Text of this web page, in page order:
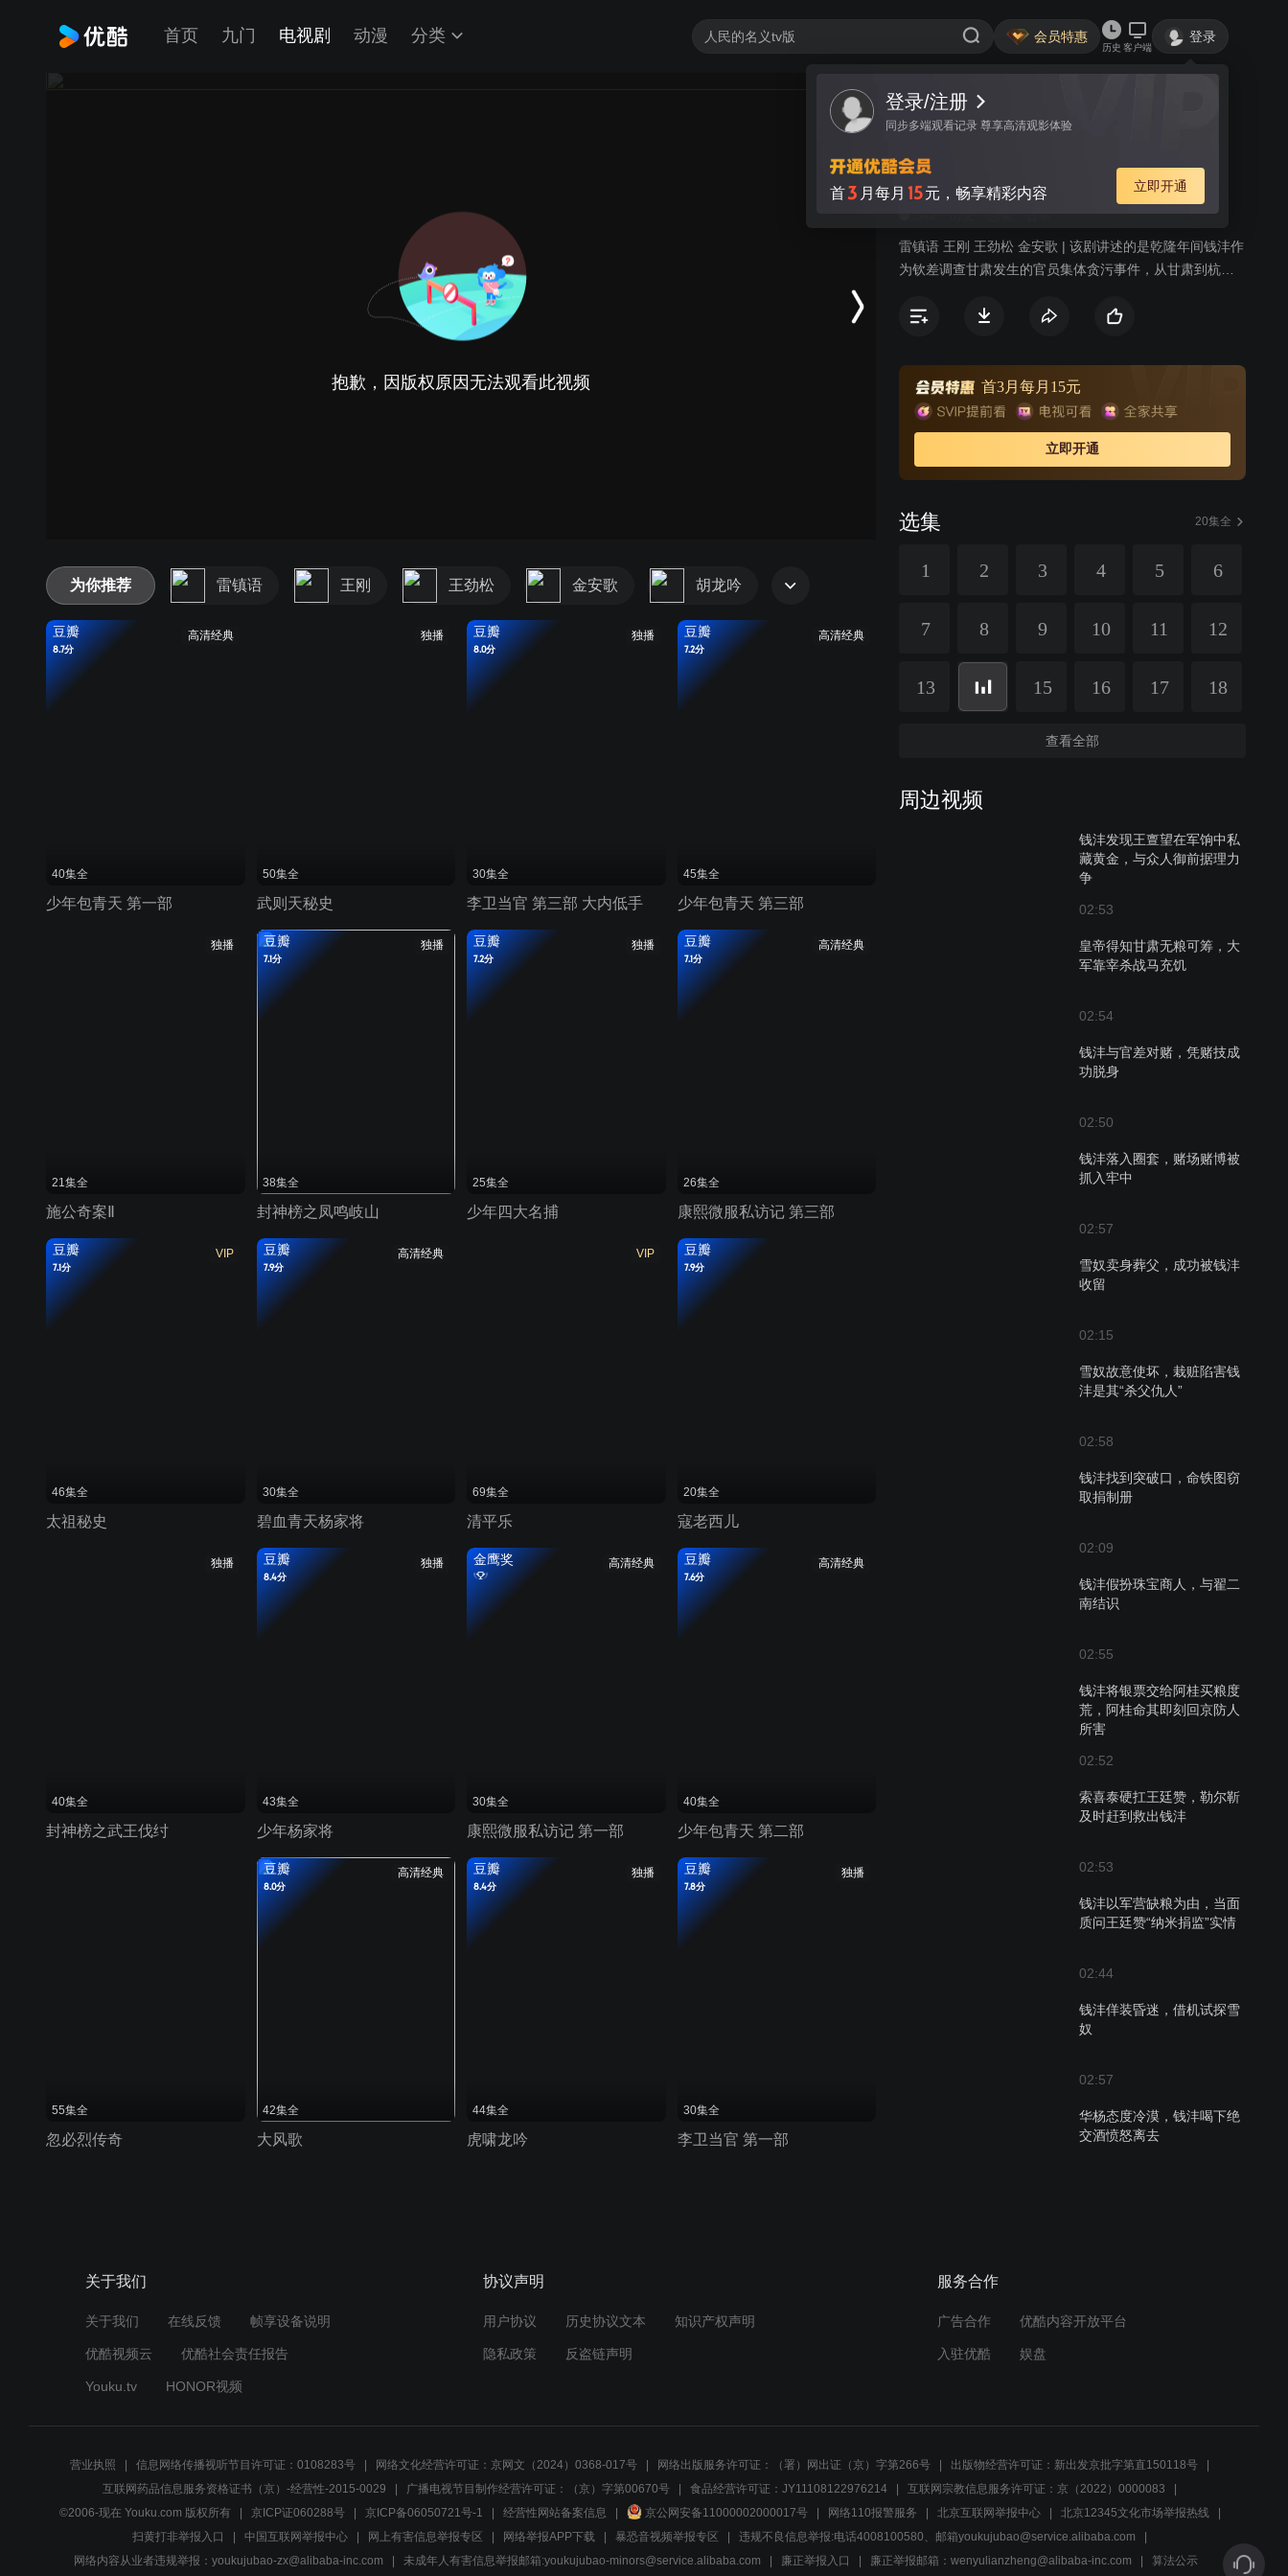
首页 九门 电视剧 动漫 分类 会员特惠
历史 客户端
登录
登录/注册
同步多端观看记录 尊享高清观影体验
首3 月每月 15元，畅享精彩内容 立即开通
抱歉，因版权原因无法观看此视频
视频 讨论
倚天钦差之甘肃米案 简介
古装
雷镇语 王刚 王劲松 金安歌 | 该剧讲述的是乾隆年间钱沣作
为钦差调查甘肃发生的官员集体贪污事件，从甘肃到杭
事。乾隆46年，时任崇文门税官的钱沣与运送皇纲的浙江
奴、胭脂尾随钱沣前往甘肃。钱沣一路颇多风险，刚到兰
州差点被人发现行踪，他和和珅、铁图商议，决定不动声
色私访。雪奴假扮灾民博得钱沣同情。为灾民钱沣闯进总
督府，但无法证明自己……
首3月每月15元
立即开通
选集 20集全
1 2 3 4 5 6
7 8 9 10 11 12
13 15 16 17 18
查看全部
周边视频
钱沣发现王亶望在军饷中私
藏黄金，与众人御前据理力
争
02:53
皇帝得知甘肃无粮可筹，大
军靠宰杀战马充饥
02:54
钱沣与官差对赌，凭赌技成
功脱身
02:50
钱沣落入圈套，赌场赌博被
抓入牢中
02:57
雪奴卖身葬父，成功被钱沣
收留
02:15
雪奴故意使坏，栽赃陷害钱
沣是其“杀父仇人”
02:58
钱沣找到突破口，命铁图窃
取捐制册
02:09
钱沣假扮珠宝商人，与翟二
南结识
02:55
钱沣将银票交给阿桂买粮度
荒，阿桂命其即刻回京防人
所害
02:52
索喜泰硬扛王廷赞，勒尔靳
及时赶到救出钱沣
02:53
钱沣以军营缺粮为由，当面
质问王廷赞“纳米捐监”实情
02:44
钱沣佯装昏迷，借机试探雪
奴
02:57
华杨态度冷漠，钱沣喝下绝
交酒愤怒离去
钱沣故意接受美人计，激怒
02:48
钱沣突击查粮仓，误中奸计
被赶出兰州
为你推荐 雷镇语 王刚 王劲松 金安歌 胡龙吟
高清经典
豆瓣
8.7分
40集全
少年包青天 第一部
独播
50集全
武则天秘史
独播
豆瓣
8.0分
30集全
李卫当官 第三部 大内低手
高清经典
豆瓣
7.2分
45集全
少年包青天 第三部
独播
21集全
施公奇案Ⅱ
独播
豆瓣
7.1分
38集全
封神榜之凤鸣岐山
独播
豆瓣
7.2分
25集全
少年四大名捕
高清经典
豆瓣
7.1分
26集全
康熙微服私访记 第三部
VIP
豆瓣
7.1分
46集全
太祖秘史
高清经典
豆瓣
7.9分
30集全
碧血青天杨家将
VIP
69集全
清平乐
豆瓣
7.9分
20集全
寇老西儿
独播
40集全
封神榜之武王伐纣
独播
豆瓣
8.4分
43集全
少年杨家将
高清经典
金鹰奖
30集全
康熙微服私访记 第一部
高清经典
豆瓣
7.6分
40集全
少年包青天 第二部
55集全
忽必烈传奇
高清经典
豆瓣
8.0分
42集全
大风歌
独播
豆瓣
8.4分
44集全
虎啸龙吟
独播
豆瓣
7.8分
30集全
李卫当官 第一部
关于我们
关于我们 在线反馈 帧享设备说明
优酷视频云 优酷社会责任报告
Youku.tv HONOR视频
协议声明
用户协议 历史协议文本 知识产权声明
隐私政策 反盗链声明
服务合作
广告合作 优酷内容开放平台
入驻优酷 娱盘
营业执照 信息网络传播视听节目许可证：0108283号 网络文化经营许可证：京网文（2024）0368-017号 网络出版服务许可证：（署）网出证（京）字第266号
出版物经营许可证：新出发京批字第直150118号
互联网药品信息服务资格证书（京）-经营性-2015-0029
广播电视节目制作经营许可证：（京）字第00670号 食品经营许可证：JY11108122976214
互联网宗教信息服务许可证：京（2022）0000083
©2006-现在 Youku.com 版权所有
京ICP证060288号 京ICP备06050721号-1 经营性网站备案信息 京公网安备11000002000017号 网络110报警服务 北京互联网举报中心
北京12345文化市场举报热线
扫黄打非举报入口
中国互联网举报中心 网上有害信息举报专区 网络举报APP下载 暴恐音视频举报专区
违规不良信息举报:电话4008100580、邮箱youkujubao@service.alibaba.com
网络内容从业者违规举报：youkujubao-zx@alibaba-inc.com
未成年人有害信息举报邮箱:youkujubao-minors@service.alibaba.com 廉正举报入口 廉正举报邮箱：wenyulianzheng@alibaba-inc.com 算法公示